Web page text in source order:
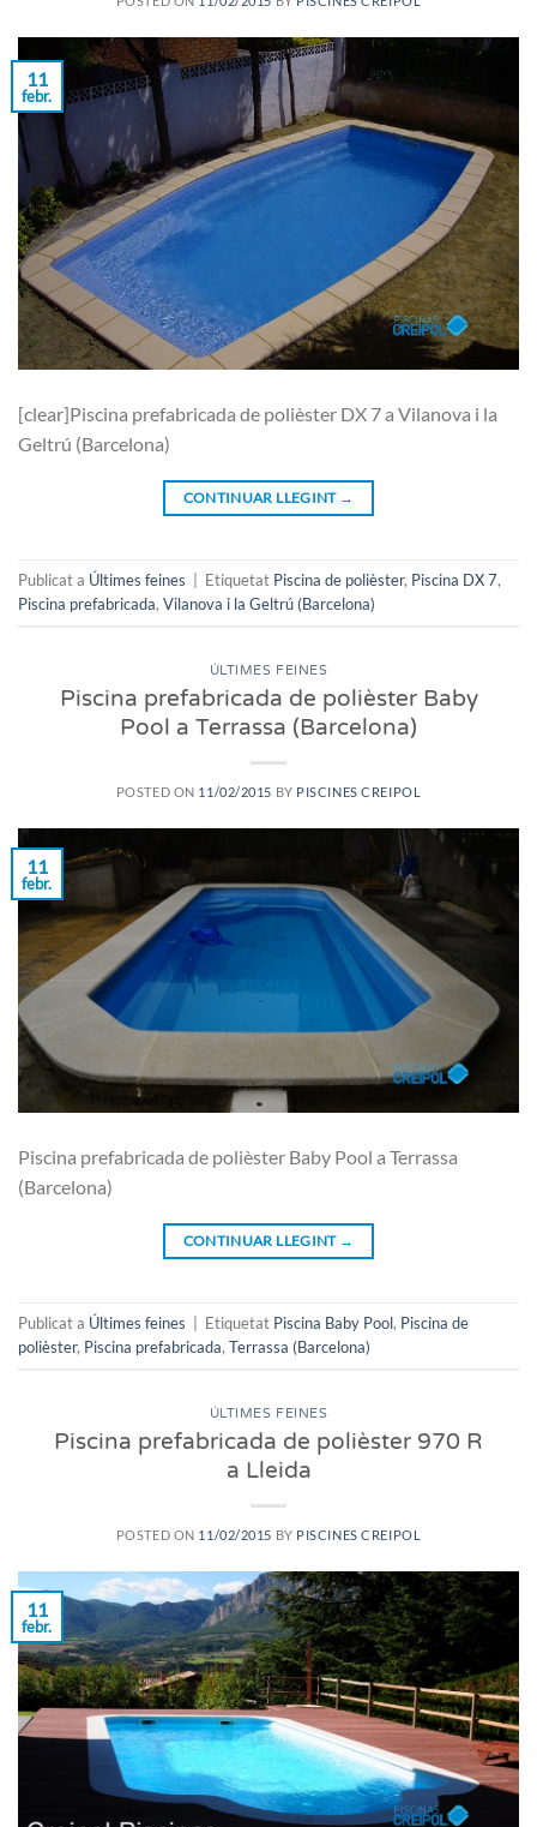
11
febr.
[clear]Piscina prefabricada de polièster DX 7 a Vilanova i la
Geltrú (Barcelona)
CONTINUAR LLEGINT →
Publicat a Últimes feines Etiquetat Piscina de polièster, Piscina DX 7,
Piscina prefabricada, Vilanova i la Geltrú (Barcelona)
ÚLTIMES FEINES
Piscina prefabricada de polièster Baby
Pool a Terrassa (Barcelona)
POSTED ON 11/02/2015 BY PISCINES CREIPOL
11
febr.
Piscina prefabricada de polièster Baby Pool a Terrassa
(Barcelona)
CONTINUAR LLEGINT →
Publicat a Últimes feines Etiquetat Piscina Baby Pool, Piscina de
polièster, Piscina prefabricada, Terrassa (Barcelona)
ÚLTIMES FEINES
Piscina prefabricada de polièster 970 R
a Lleida
POSTED ON 11/02/2015 BY PISCINES CREIPOL
11
febr.